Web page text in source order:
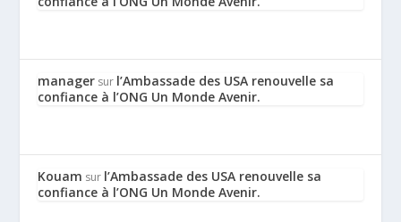
manager sur l’Ambassade des USA renouvelle sa
confiance à l’ONG Un Monde Avenir.
Kouam sur l’Ambassade des USA renouvelle sa
confiance à l’ONG Un Monde Avenir.